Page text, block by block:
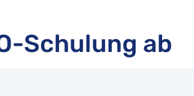
Schulung ab